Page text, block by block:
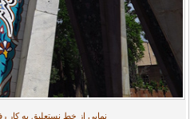
نمایی از خط نستعلیق به کار